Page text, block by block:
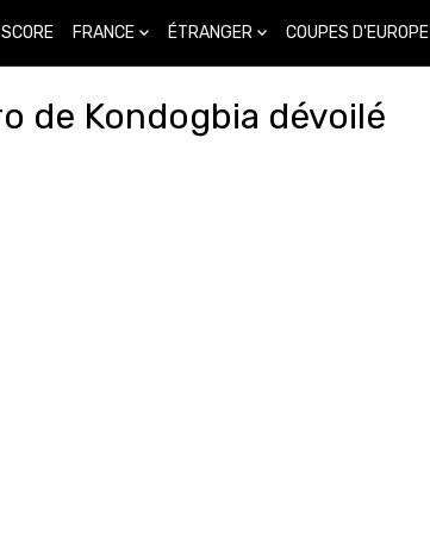
FRANCE ÉTRANGER COUPES D'EUROPE
de Kondogbia dévoilé